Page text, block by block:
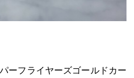
ーフライヤーズゴールドカー